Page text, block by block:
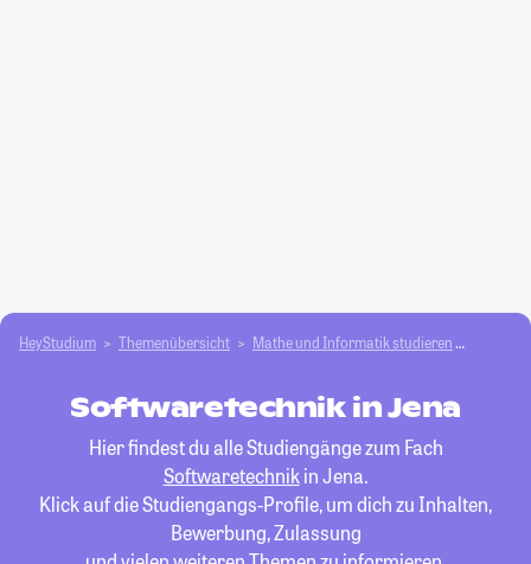
HeyStudium Themenübersicht Mathe und Informatik studieren
Softwaretechnik in Jena
Hier findest du alle Studiengänge zum Fach
Softwaretechnikin Jena.
Klick auf die Studiengangs-Profile, um dich zu Inhalten,
Bewerbung, Zulassung